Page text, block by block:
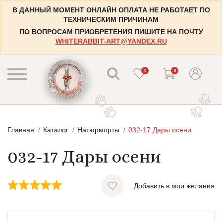
В ДАННЫЙ МОМЕНТ ОНЛАЙН ОПЛАТА НЕ РАБОТАЕТ ПО
ТЕХНИЧЕСКИМ ПРИЧИНАМ
ПО ВОПРОСАМ ПРИОБРЕТЕНИЯ ПИШИТЕ НА ПОЧТУ
WHITERABBIT-ART@YANDEX.RU
0 0
Пейзажи
Городские пейзажи
Натюрморты
КОНТАКТЫ
НАБОРЫ
БЛОГ
Главная Каталог Натюрморты 032-17 Дары осени
032-17 Дары осени
Добавить в мои желания